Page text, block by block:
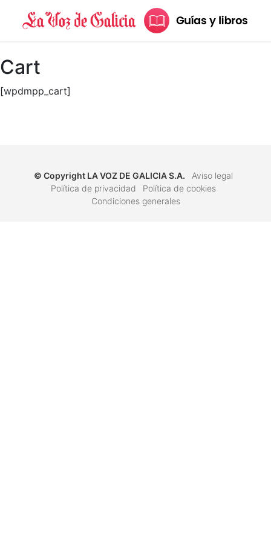
Cart
[wpdmpp_cart]
© Copyright LA VOZ DE GALICIA S.A.
Aviso legal
Política de privacidad
Política de cookies
Condiciones generales